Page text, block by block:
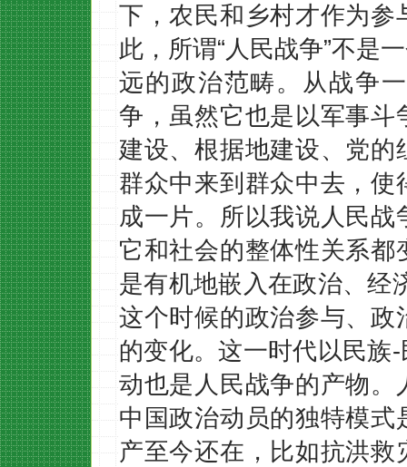
下，农民和乡村才作为
此，所谓“人民战争”不是
远的政治范畴。从战争
争，虽然它也是以军事
建设、根据地建设、党
群众中来到群众中去，
成一片。所以我说人民
它和社会的整体性关系
是有机地嵌入在政治、经
这个时候的政治参与、
的变化。这一时代以民族
动也是人民战争的产物
中国政治动员的独特模
产至今还在，比如抗洪